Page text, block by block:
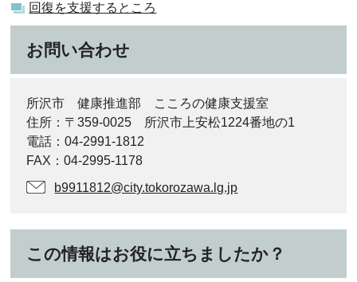
回復を支援するところ
お問い合わせ
所沢市 健康推進部 こころの健康支援室
住所：〒359-0025 所沢市上安松1224番地の1
電話：04-2991-1812
FAX：04-2995-1178
b9911812@city.tokorozawa.lg.jp
この情報はお役に立ちましたか？